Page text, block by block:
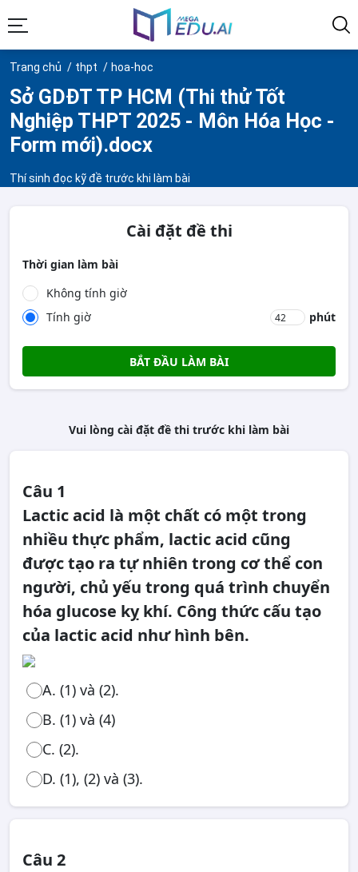
Trang chủ thpt hoa-hoc
Sở GDĐT TP HCM (Thi thử Tốt
Nghiệp THPT 2025 - Môn Hóa Học -
Form mới).docx
Thí sinh đọc kỹ đề trước khi làm bài
Cài đặt đề thi
Thời gian làm bài
Không tính giờ
Tính giờ
phút
BẮT ĐẦU LÀM BÀI
Vui lòng cài đặt đề thi trước khi làm bài
Câu 1
Lactic acid là một chất có một trong
nhiều thực phẩm, lactic acid cũng
được tạo ra tự nhiên trong cơ thể con
người, chủ yếu trong quá trình chuyển
hóa glucose kỵ khí. Công thức cấu tạo
của lactic acid như hình bên.
A. (1) và (2).
B. (1) và (4)
C. (2).
D. (1), (2) và (3).
Câu 2